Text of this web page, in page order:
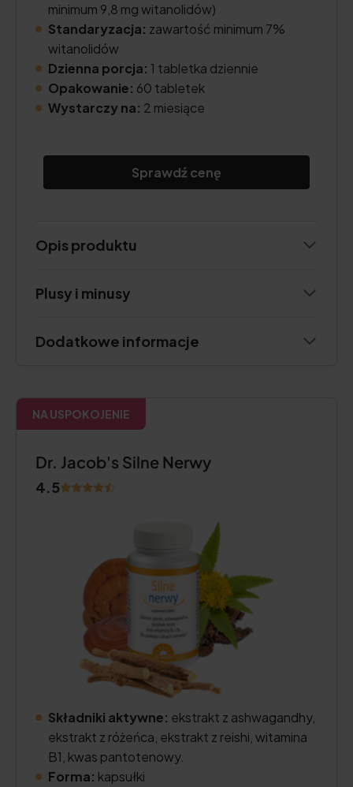
minimum 9,8 mg witanolidów)
Standaryzacja: zawartość minimum 7%
witanolidów
Dzienna porcja: 1 tabletka dziennie
Opakowanie: 60 tabletek
Wystarczy na: 2 miesiące
Sprawdź cenę
Opis produktu
Plusy i minusy
Dodatkowe informacje
NA USPOKOJENIE
Dr. Jacob's Silne Nerwy
4.5
Składniki aktywne: ekstrakt z ashwagandhy,
ekstrakt z różeńca, ekstrakt z reishi, witamina
B1, kwas pantotenowy.
Forma: kapsułki